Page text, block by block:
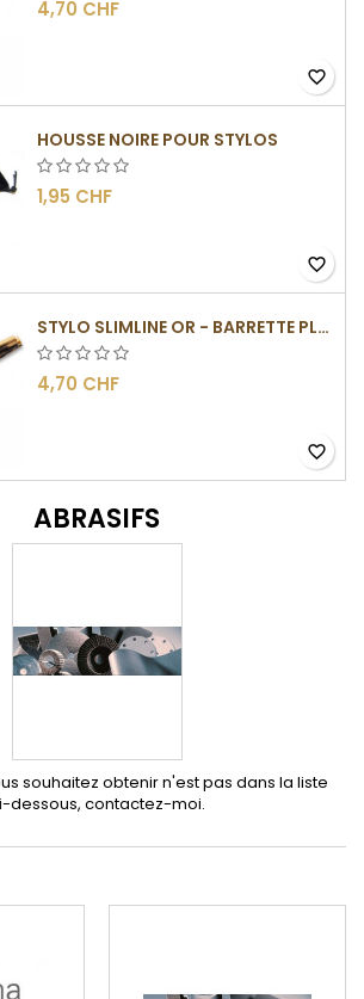
4,70 CHF
favorite_border
HOUSSE NOIRE POUR STYLOS
1,95 CHF
favorite_border
STYLO SLIMLINE OR - BARRETTE PLATE
4,70 CHF
favorite_border
ABRASIFS
souhaitez obtenir n'est pas dans la liste
dessous, contactez-moi.